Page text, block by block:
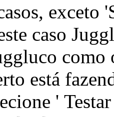
exceto
caso
está
'